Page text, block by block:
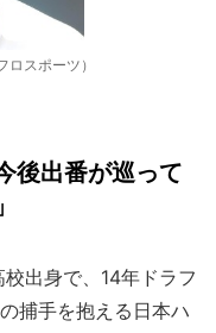
スポーツ）
後出番が巡って
出身で、14年ドラフ
捕手を抱える日本ハ